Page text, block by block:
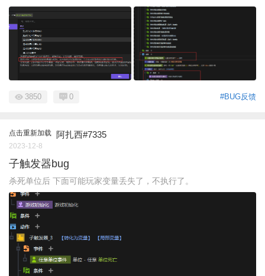
#BUG反馈
3850 0
点击重新加载 阿扎西#7335
2023-12-8
子触发器bug
杀死单位后 下面可能玩家变量丢失了，不执行了。